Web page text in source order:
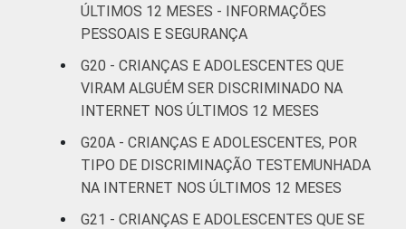
ÚLTIMOS 12 MESES - INFORMAÇÕES
PESSOAIS E SEGURANÇA
G20 - CRIANÇAS E ADOLESCENTES QUE
VIRAM ALGUÉM SER DISCRIMINADO NA
INTERNET NOS ÚLTIMOS 12 MESES
G20A - CRIANÇAS E ADOLESCENTES, POR
TIPO DE DISCRIMINAÇÃO TESTEMUNHADA
NA INTERNET NOS ÚLTIMOS 12 MESES
G21 - CRIANÇAS E ADOLESCENTES QUE SE